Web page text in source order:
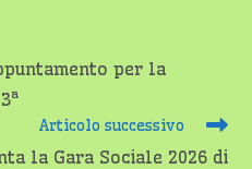
per la
Articolo successivo
la Gara Sociale 2026 di